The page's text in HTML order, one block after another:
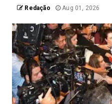
Redação Aug 01, 2026